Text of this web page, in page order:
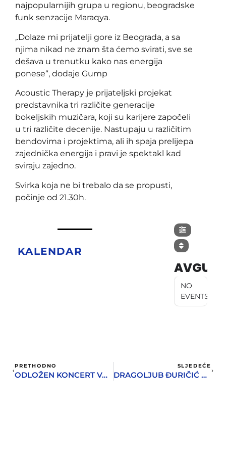
najpopularnijih grupa u regionu, beogradske
funk senzacije Maraqya.
,.Dolaze mi prijatelji gore iz Beograda, a sa
njima nikad ne znam šta ćemo svirati, sve se
dešava u trenutku kako nas energija
ponese“, dodaje Gump
Acoustic Therapy je prijateljski projekat
predstavnika tri različite generacije
bokeljskih muzičara, koji su karijere započeli
u tri različite decenije. Nastupaju u različitim
bendovima i projektima, ali ih spaja prelijepa
zajednička energija i pravi je spektakl kad
sviraju zajedno.
Svirka koja ne bi trebalo da se propusti,
počinje od 21.30h.
KALENDAR
AVGUST
NO
EVENTS
PRETHODNO
ODLOŽEN KONCERT VAN GOGHA
SLJEDEĆE
DRAGOLJUB ĐURIČIĆ U FINALU PRAZNIČNOG PROGRAMA